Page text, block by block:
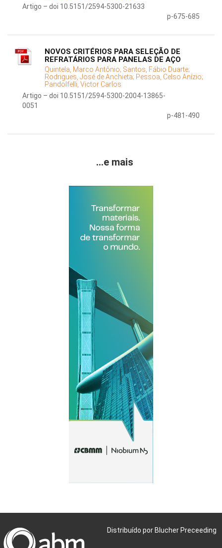
Artigo – doi 10.5151/2594-5300-21633
p-675-685
NOVOS CRITÉRIOS PARA SELEÇÃO DE
REFRATÁRIOS PARA PANELAS DE AÇO
Quintela, Marco Antônio; Santos, Fábio Duarte;
Rodrigues, José de Anchieta; Pessoa, Celso Anízio;
Pandolfelli, Victor Carlos
Artigo – doi 10.5151/2594-5300-2004-13865-
0051
p-481-490
...e mais
Distribuído por Blucher Preceeding